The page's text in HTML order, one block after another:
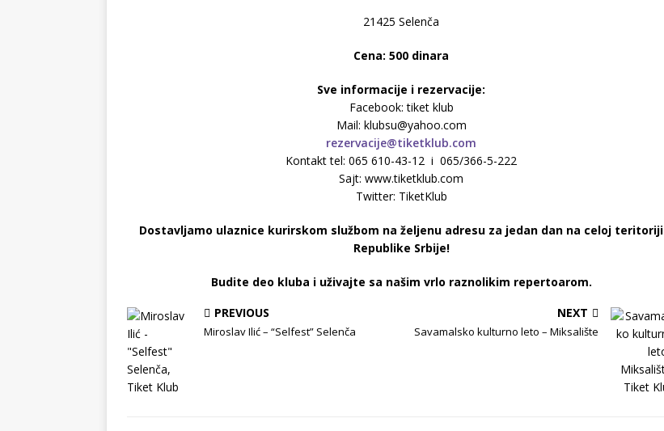
21425 Selenča
Cena: 500 dinara
Sve informacije i rezervacije:
Facebook: tiket klub
Mail: klubsu@yahoo.com
rezervacije@tiketklub.com
Kontakt tel: 065 610-43-12 i 065/366-5-222
Sajt: www.tiketklub.com
Twitter: TiketKlub
Dostavljamo ulaznice kurirskom službom na željenu adresu za jedan dan na celoj teritoriji
Republike Srbije!
Budite deo kluba i uživajte sa našim vrlo raznolikim repertoarom.
PREVIOUS
Miroslav Ilić – “Selfest” Selenča
NEXT
Savamalsko kulturno leto – Miksalište